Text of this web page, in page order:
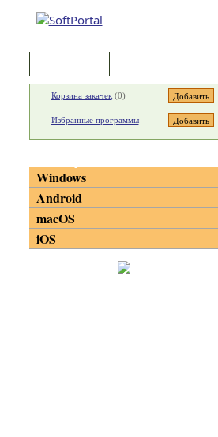
Корзина закачек(0)
Избранные программы
Windows
Android
macOS
iOS